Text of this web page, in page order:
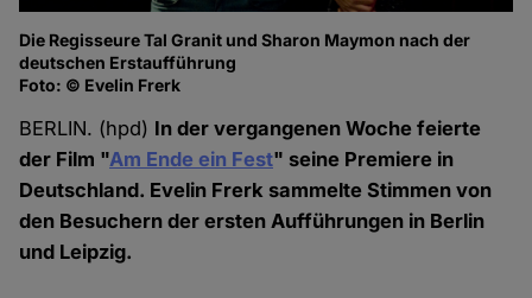
Die Regisseure Tal Granit und Sharon Maymon nach der
deutschen Erstaufführung
Foto: © Evelin Frerk
BERLIN. (hpd) In der vergangenen Woche feierte
der Film "Am Ende ein Fest" seine Premiere in
Deutschland. Evelin Frerk sammelte Stimmen von
den Besuchern der ersten Aufführungen in Berlin
und Leipzig.